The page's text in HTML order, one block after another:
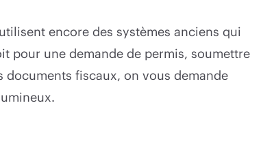
encore des systèmes anciens qui
pour une demande de permis, soumettre
fiscaux, on vous demande